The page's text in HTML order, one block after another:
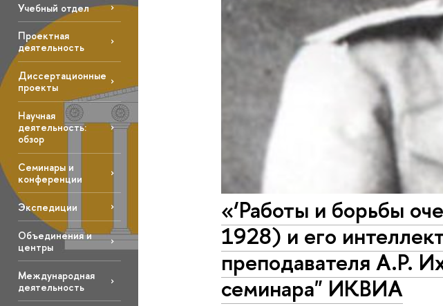
Учебный отдел
Проектная
деятельность
Диссертационные
проекты
Научная
деятельность:
обзор
Семинары и
конференции
Экспедиции
Объединения и
центры
Международная
деятельность
«‘Работы и борьбы
1928) и его
преподавателя А.Р.
семинара" ИКВИА